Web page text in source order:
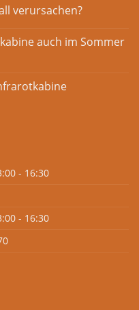
verursachen?
auch im Sommer
- 16:30
- 16:30